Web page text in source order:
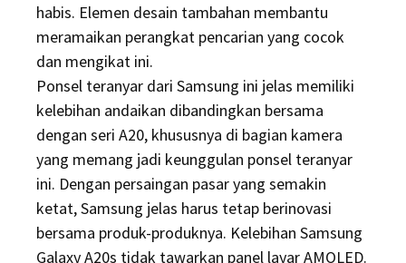
habis. Elemen desain tambahan membantu
meramaikan perangkat pencarian yang cocok
dan mengikat ini.
Ponsel teranyar dari Samsung ini jelas memiliki
kelebihan andaikan dibandingkan bersama
dengan seri A20, khususnya di bagian kamera
yang memang jadi keunggulan ponsel teranyar
ini. Dengan persaingan pasar yang semakin
ketat, Samsung jelas harus tetap berinovasi
bersama produk-produknya. Kelebihan Samsung
Galaxy A20s tidak tawarkan panel layar AMOLED.